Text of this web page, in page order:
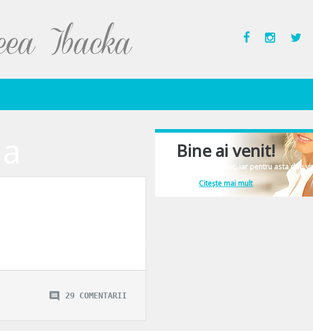
29 COMENTARII
Bine ai venit!
Îmi place să comunic, iar pentru asta dau
Citește mai mult